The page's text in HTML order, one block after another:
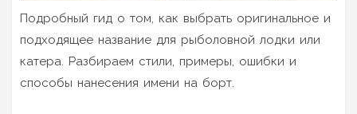
Подробный гид о том, как выбрать оригинальное и
подходящее название для рыболовной лодки или
катера. Разбираем стили, примеры, ошибки и
способы нанесения имени на борт.